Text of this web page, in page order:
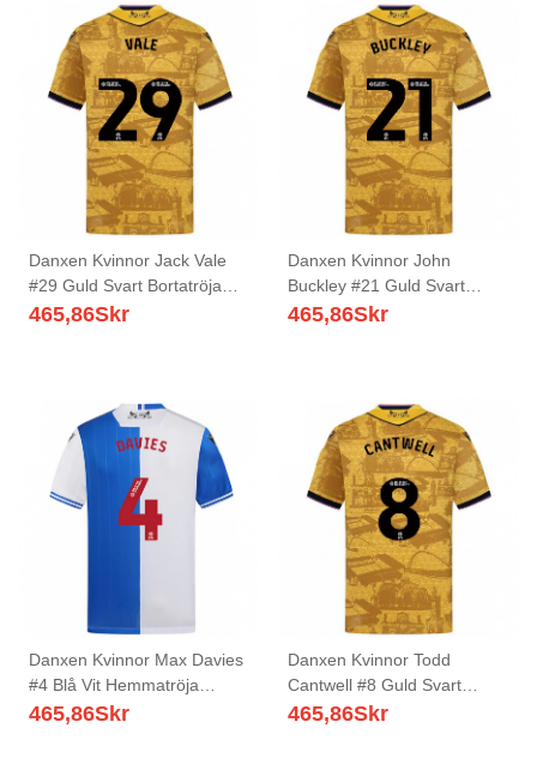
Danxen Kvinnor Jack Vale
#29 Guld Svart Bortatröja
Matchtröjor 2025/26 Tröjor
465,86Skr
Danxen Kvinnor John
Buckley #21 Guld Svart
Bortatröja Matchtröjor
465,86Skr
Danxen Kvinnor Max Davies
#4 Blå Vit Hemmatröja
Matchtröjor 2025/26 Tröjor
465,86Skr
Danxen Kvinnor Todd
Cantwell #8 Guld Svart
Bortatröja Matchtröjor
465,86Skr